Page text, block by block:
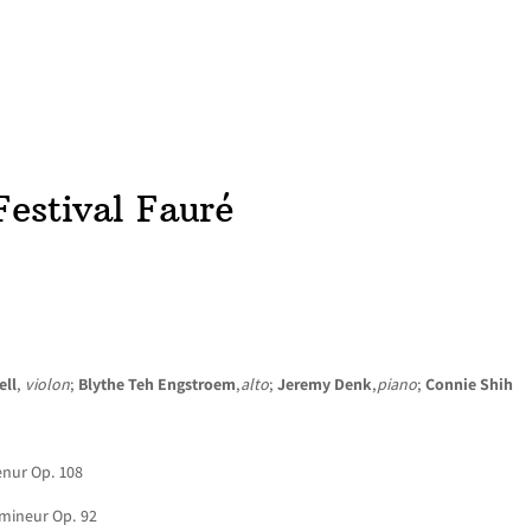
Fauré
, violon; Blythe Teh Engstroem,alto;Jeremy Denk,piano;Connie Shih
Op. 108
Op. 92